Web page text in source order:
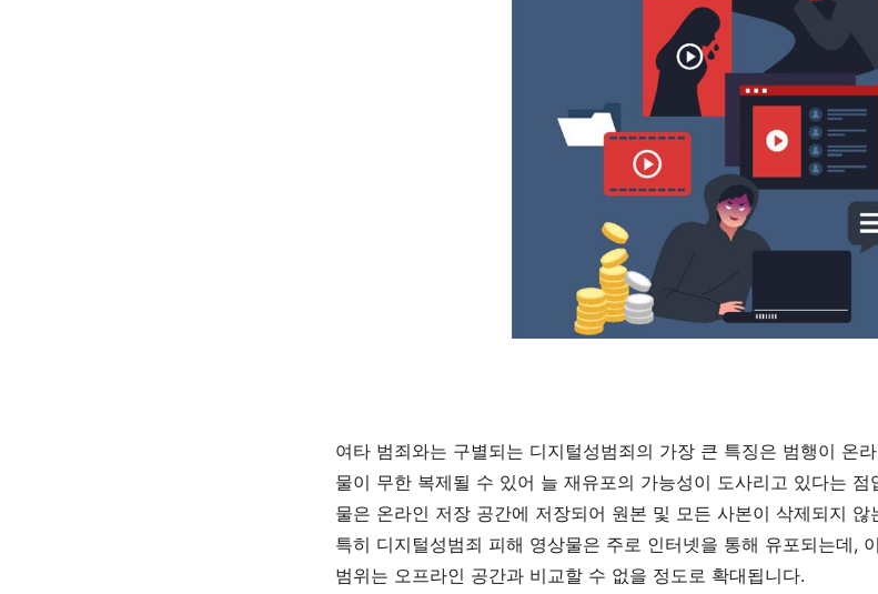
여타 범죄와는 구별되는 디지털성범죄의 가장 큰 특징은 범행이 온
물이 무한 복제될 수 있어 늘 재유포의 가능성이 도사리고 있다는 점
물은 온라인 저장 공간에 저장되어 원본 및 모든 사본이 삭제되지
특히 디지털성범죄 피해 영상물은 주로 인터넷을 통해 유포되는데,
범위는 오프라인 공간과 비교할 수 없을 정도로 확대됩니다.